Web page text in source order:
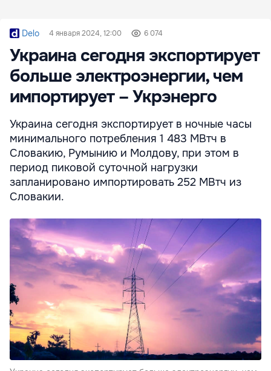
Delo 4 января 2024, 12:00 6 074
Украина сегодня экспортирует
больше электроэнергии, чем
импортирует – Укрэнерго
Украина сегодня экспортирует в ночные часы
минимального потребления 1 483 МВтч в
Словакию, Румынию и Молдову, при этом в
период пиковой суточной нагрузки
запланировано импортировать 252 МВтч из
Словакии.